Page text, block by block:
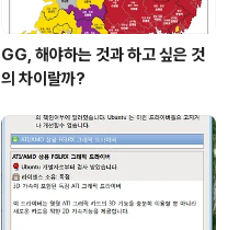
GG, 해야하는 것과 하고 싶은 것
의 차이랄까?